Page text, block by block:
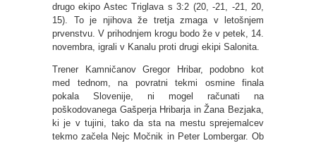
drugo ekipo Astec Triglava s 3:2 (20, -21, -21, 20,
15). To je njihova že tretja zmaga v letošnjem
prvenstvu. V prihodnjem krogu bodo že v petek, 14.
novembra, igrali v Kanalu proti drugi ekipi Salonita.
Trener Kamničanov Gregor Hribar, podobno kot
med tednom, na povratni tekmi osmine finala
pokala Slovenije, ni mogel računati na
poškodovanega Gašperja Hribarja in Žana Bezjaka,
ki je v tujini, tako da sta na mestu sprejemalcev
tekmo začela Nejc Močnik in Peter Lombergar. Ob